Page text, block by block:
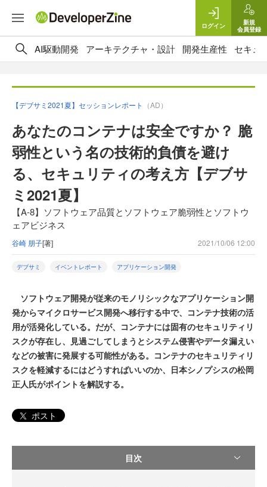
ログイン
新規
会員登録
AI駆動開発 アーキテクチャ・設計 開発生産性 セキュ
【デブサミ2021夏】セッションレポート （AD）
あなたのコンテナは安全ですか？ 脆
弱性という名の技術的負債を避け
る、セキュリティの考え方【デブサ
ミ2021夏】
【A-8】ソフトウェア品質とソフトウェア脆弱性とソフトウ
ェアビジネス
谷崎 朋子[著] 2021/10/06 12:00
デブサミ イベントレポート アプリケーション開発
ソフトウェア開発が従来のモノリシックなアプリケーション開
発からマイクロサービス開発へ移行する中で、コンテナ技術の活
用が活発化している。だが、コンテナには固有のセキュリティリ
スクが存在し、見過ごしてしまうとシステム侵害やデータ漏えい
などの被害に発展する可能性がある。コンテナのセキュリティリ
スクを軽減するにはどうすればいいのか、日本シノプシスの松岡
正人氏がポイントを解説する。
ポスト
目次